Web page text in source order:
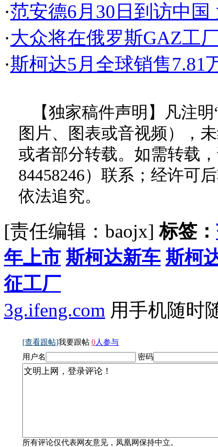
·范安德6月30日到访中
·大众将在俄罗斯GAZ工
·斯柯达5月全球销售7.81
【独家稿件声明】凡注
图片、图表或音视频），
或者部分转载。如需转载
84458246）联系；经许可
依法追究。
[责任编辑：baojx]标签：
年上市 斯柯达新车 斯柯
征工厂
3g.ifeng.com 用手机随时
[查看跟帖]我要跟帖 0人参与
用户名
密码
所有评论仅代表网友意见，凤凰网保持中立。